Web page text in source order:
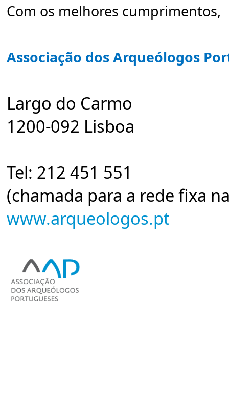
Com os melhores cumprimentos,
Associação dos Arqueólogos
Largo do Carmo
1200-092 Lisboa
Tel: 212 451 551
(chamada para a rede fixa
www.arqueologos.pt